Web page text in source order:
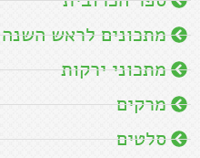
מתכונים לראש השנה
מתכוני ירקות
מרקים
סלטים